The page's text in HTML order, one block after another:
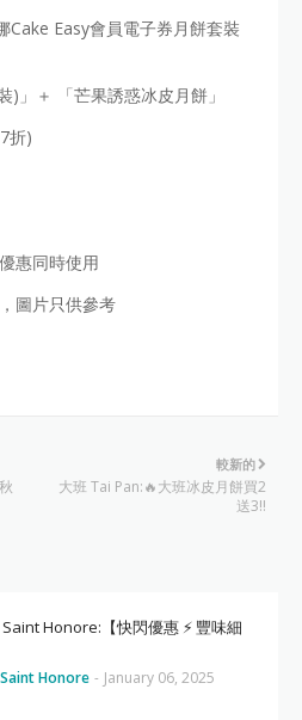
Cake Easy會員電子券月餅套裝
)」＋ 「芒果誘惑冰皮月餅」
折)
惠同時使用
圖片只供參考
較新的
大班 Tai Pan:🔥大班冰皮月餅買2
送3‼️
Honore:【快閃優惠 ⚡ 豐味細
Honore - January 06, 2025